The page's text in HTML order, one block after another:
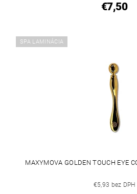
€7,50
SPA LAMINÁCIA
MAXYMOVA GOLDEN TOUCH EYE
€5,93 bez DPH